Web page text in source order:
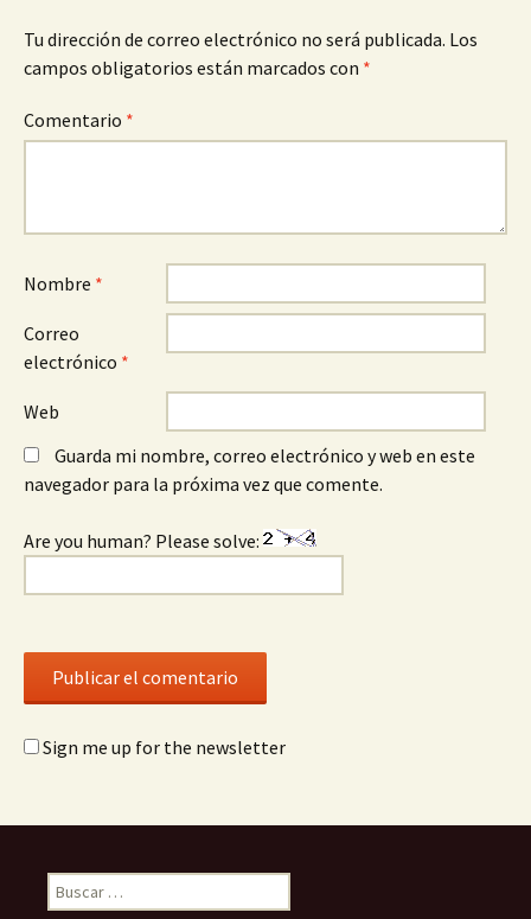
Tu dirección de correo electrónico no será publicada. Los
campos obligatorios están marcados con *
Comentario *
Nombre *
Correo
electrónico *
Web
Guarda mi nombre, correo electrónico y web en este
navegador para la próxima vez que comente.
Are you human? Please solve:
Sign me up for the newsletter
Buscar: